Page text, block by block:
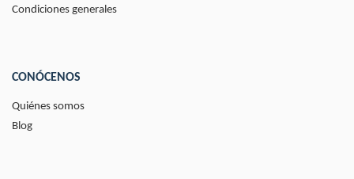
Condiciones generales
CONÓCENOS
Quiénes somos
Blog